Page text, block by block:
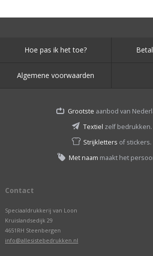
Hoe pas ik het toe?
Algemene voorwaarden
Grootste aanbod van
Textiel zelf bedrukken.
Strijkletters of stickers.
Met naam maakt het
Contact
Speciaaldrukkerij van Loon
Kruislandsedijk 29
4651RH Steenbergen
info@allesistebedrukken.nl